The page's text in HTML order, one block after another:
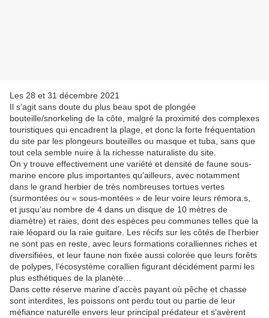
Les 28 et 31 décembre 2021
Il s’agit sans doute du plus beau spot de plongée
bouteille/snorkeling de la côte, malgré la proximité des complexes
touristiques qui encadrent la plage, et donc la forte fréquentation
du site par les plongeurs bouteilles ou masque et tuba, sans que
tout cela semble nuire à la richesse naturaliste du site.
On y trouve effectivement une variété et densité de faune sous-
marine encore plus importantes qu’ailleurs, avec notamment
dans le grand herbier de très nombreuses tortues vertes
(surmontées ou « sous-montées » de leur voire leurs rémora.s,
et jusqu’au nombre de 4 dans un disque de 10 mètres de
diamètre) et raies, dont des espèces peu communes telles que la
raie léopard ou la raie guitare. Les récifs sur les côtés de l’herbier
ne sont pas en reste, avec leurs formations coralliennes riches et
diversifiées, et leur faune non fixée aussi colorée que leurs forêts
de polypes, l’écosystème corallien figurant décidément parmi les
plus esthétiques de la planète…
Dans cette réserve marine d’accès payant où pêche et chasse
sont interdites, les poissons ont perdu tout ou partie de leur
méfiance naturelle envers leur principal prédateur et s’avèrent